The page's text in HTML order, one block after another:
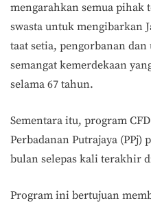
mengarahkan semua pihak
swasta untuk mengibarkan
taat setia, pengorbanan
semangat kemerdekaan
selama 67 tahun.
Sementara itu, program
Perbadanan Putrajaya (PPj)
bulan selepas kali terakhir
Program ini bertujuan